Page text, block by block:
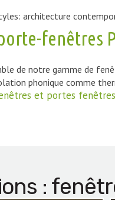
architecture
fenêtres
de notre gamme de
phonique comme
et portes fenêtres
: